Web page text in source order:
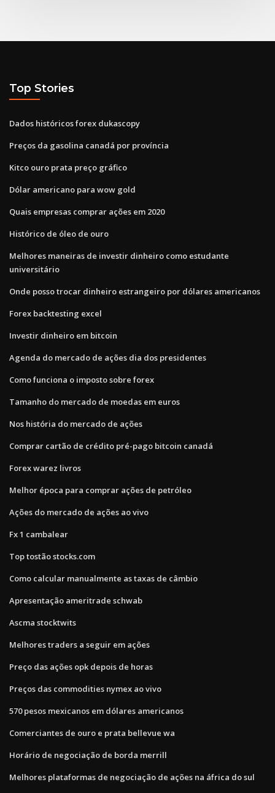
Top Stories
Dados históricos forex dukascopy
Preços da gasolina canadá por província
Kitco ouro prata preço gráfico
Dólar americano para wow gold
Quais empresas comprar ações em 2020
Histórico de óleo de ouro
Melhores maneiras de investir dinheiro como estudante
universitário
Onde posso trocar dinheiro estrangeiro por dólares americanos
Forex backtesting excel
Investir dinheiro em bitcoin
Agenda do mercado de ações dia dos presidentes
Como funciona o imposto sobre forex
Tamanho do mercado de moedas em euros
Nos história do mercado de ações
Comprar cartão de crédito pré-pago bitcoin canadá
Forex warez livros
Melhor época para comprar ações de petróleo
Ações do mercado de ações ao vivo
Fx 1 cambalear
Top tostão stocks.com
Como calcular manualmente as taxas de câmbio
Apresentação ameritrade schwab
Ascma stocktwits
Melhores traders a seguir em ações
Preço das ações opk depois de horas
Preços das commodities nymex ao vivo
570 pesos mexicanos em dólares americanos
Comerciantes de ouro e prata bellevue wa
Horário de negociação de borda merrill
Melhores plataformas de negociação de ações na áfrica do sul